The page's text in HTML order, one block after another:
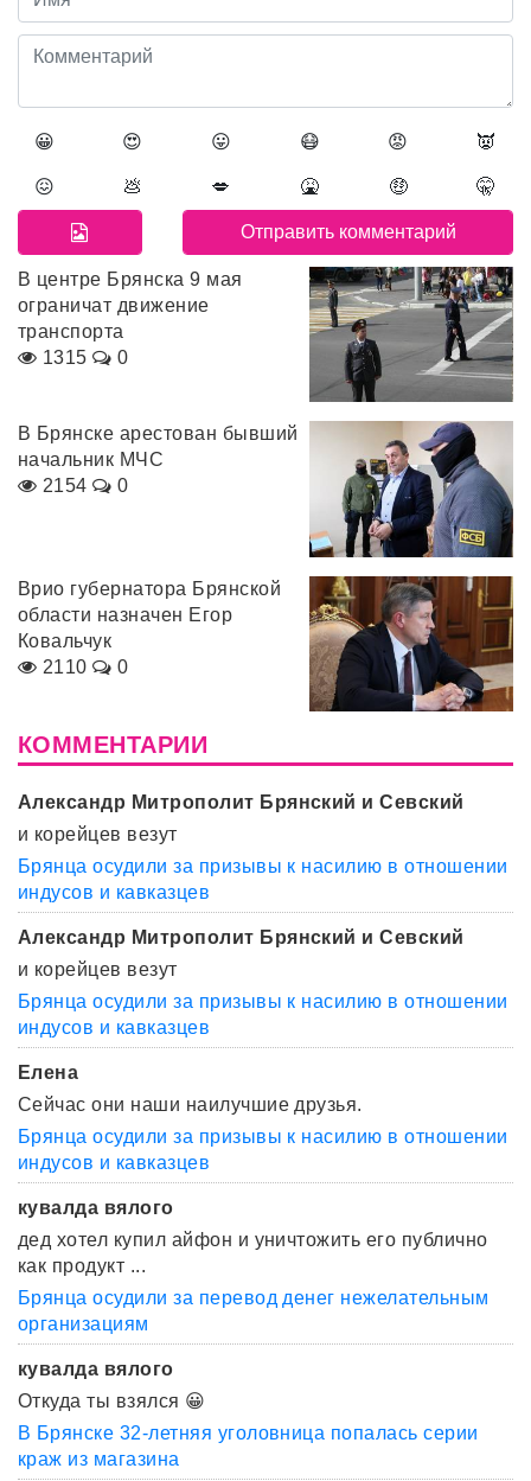
😀 😍 😛 😷 😡 👿
😖 💩 💋 🤮 🤑 🤫
В центре Брянска 9 мая
ограничат движение
транспорта
1315
0
В Брянске арестован бывший
начальник МЧС
2154
0
Врио губернатора Брянской
области назначен Егор
Ковальчук
2110
0
КОММЕНТАРИИ
Александр Митрополит Брянский и Севский
и корейцев везут
Брянца осудили за призывы к насилию в отношении
индусов и кавказцев
Александр Митрополит Брянский и Севский
и корейцев везут
Брянца осудили за призывы к насилию в отношении
индусов и кавказцев
Елена
Сейчас они наши наилучшие друзья.
Брянца осудили за призывы к насилию в отношении
индусов и кавказцев
кувалда вялого
дед хотел купил айфон и уничтожить его публично
как продукт ...
Брянца осудили за перевод денег нежелательным
организациям
кувалда вялого
Откуда ты взялся 😀
В Брянске 32-летняя уголовница попалась серии
краж из магазина